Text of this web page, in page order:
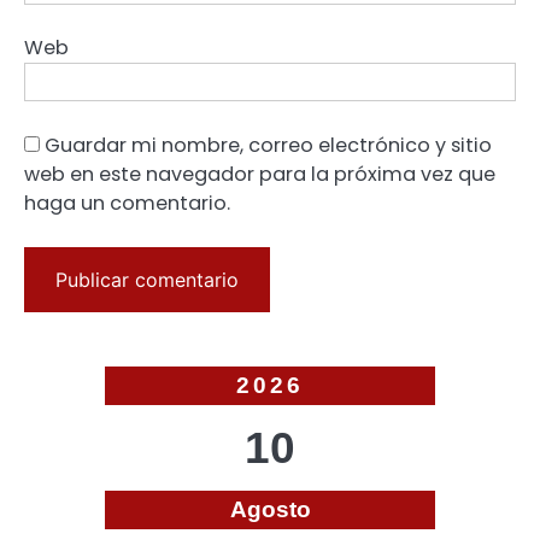
Web
Guardar mi nombre, correo electrónico y sitio
web en este navegador para la próxima vez que
haga un comentario.
2026
10
Agosto